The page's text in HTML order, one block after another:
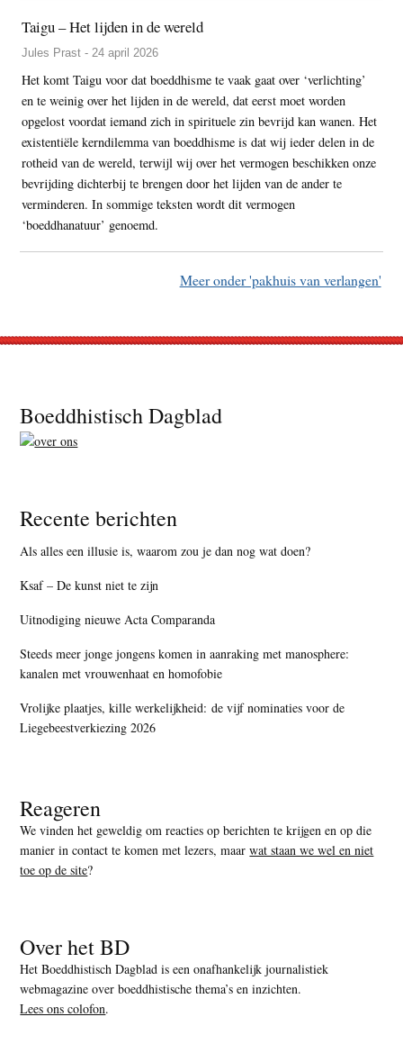
Taigu – Het lijden in de wereld
Jules Prast - 24 april 2026
Het komt Taigu voor dat boeddhisme te vaak gaat over ‘verlichting’
en te weinig over het lijden in de wereld, dat eerst moet worden
opgelost voordat iemand zich in spirituele zin bevrijd kan wanen. Het
existentiële kerndilemma van boeddhisme is dat wij ieder delen in de
rotheid van de wereld, terwijl wij over het vermogen beschikken onze
bevrijding dichterbij te brengen door het lijden van de ander te
verminderen. In sommige teksten wordt dit vermogen
‘boeddhanatuur’ genoemd.
Meer onder 'pakhuis van verlangen'
Footer
Boeddhistisch Dagblad
Recente berichten
Als alles een illusie is, waarom zou je dan nog wat doen?
Ksaf – De kunst niet te zijn
Uitnodiging nieuwe Acta Comparanda
Steeds meer jonge jongens komen in aanraking met manosphere:
kanalen met vrouwenhaat en homofobie
Vrolijke plaatjes, kille werkelijkheid: de vijf nominaties voor de
Liegebeestverkiezing 2026
Reageren
We vinden het geweldig om reacties op berichten te krijgen en op die
manier in contact te komen met lezers, maarwat staan we wel en niet
toe op de site?
Over het BD
Het Boeddhistisch Dagblad is een onafhankelijk journalistiek
webmagazine over boeddhistische thema’s en inzichten.
Lees ons colofon.